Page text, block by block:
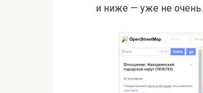
и ниже — уже не очень.